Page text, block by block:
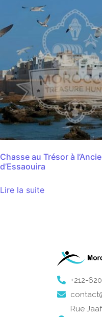
Chasse au Trésor à
d’Essaouira
Lire la suite
+212-
Rue